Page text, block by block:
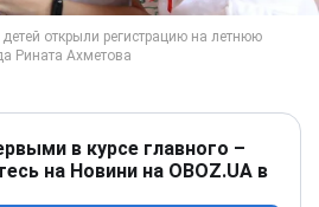
в курсе главного –
на Новини на OBOZ.UA в